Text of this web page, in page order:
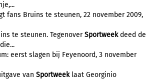
fans Bruins te steunen, 22 november 2009,
te steunen. TegenoverSportweekdeed de
eerst slagen bij Feyenoord, 3 november
van Sportweeklaat Georginio